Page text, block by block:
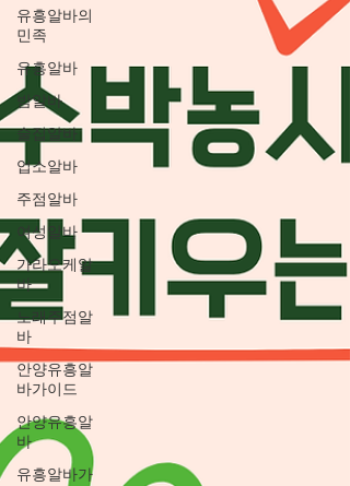
유흥알바의
민족
유흥알바
밤알바
술집알바
업소알바
주점알바
여성알바
가라오케알
바
노래주점알
바
안양유흥알
바가이드
안양유흥알
바
유흥알바가